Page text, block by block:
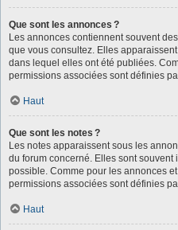
Que sont les annonces ?
Les annonces contiennent souvent
que vous consultez. Elles
dans lequel elles ont été publiées.
permissions associées sont définies
Haut
Que sont les notes ?
Les notes apparaissent sous les
du forum concerné. Elles sont
possible. Comme pour les annonces
permissions associées sont définies
Haut